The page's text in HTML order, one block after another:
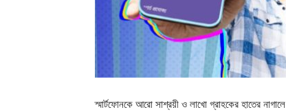
স্মার্টফোনকে আরো সাশ্রয়ী ও লাখো গ্রাহকের হাতের